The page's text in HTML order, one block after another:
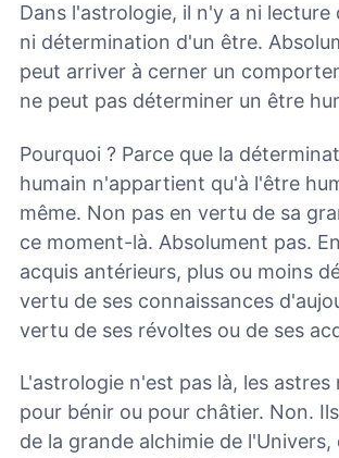
Dans l'astrologie, il n'y a ni lecture
ni détermination d'un être.
peut arriver à cerner un
ne peut pas déterminer un être
Pourquoi ? Parce que la
humain n'appartient qu'à l'être
même. Non pas en vertu de sa
ce moment-là. Absolument pas.
acquis antérieurs, plus ou moins
vertu de ses connaissances
vertu de ses révoltes ou de ses
L'astrologie n'est pas là, les astres
pour bénir ou pour châtier. Non.
de la grande alchimie de